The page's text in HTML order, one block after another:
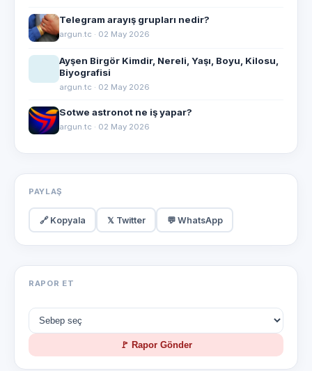
Telegram arayış grupları nedir?
argun.tc · 02 May 2026
Ayşen Birgör Kimdir, Nereli, Yaşı, Boyu, Kilosu,
Biyografisi
argun.tc · 02 May 2026
Sotwe astronot ne iş yapar?
argun.tc · 02 May 2026
PAYLAŞ
🔗 Kopyala 𝕏 Twitter 💬 WhatsApp
RAPOR ET
🚩 Rapor Gönder